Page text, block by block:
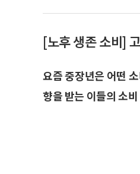
[노후 생존 소비]
요즘 중장년은 어떤
향을 받는 이들의 소